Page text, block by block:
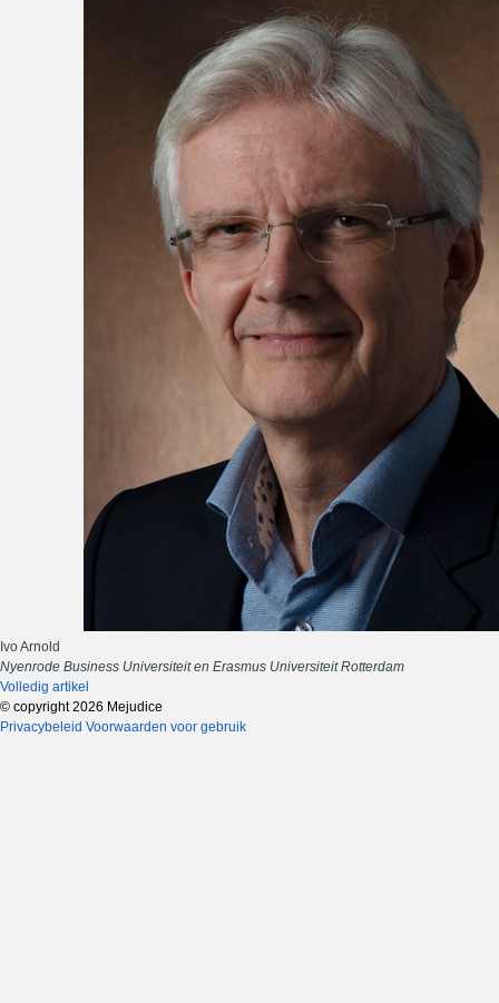
Ivo Arnold
Nyenrode Business Universiteit en Erasmus Universiteit Rotterdam
Volledig artikel
© copyright 2026 Mejudice
Privacybeleid Voorwaarden voor gebruik